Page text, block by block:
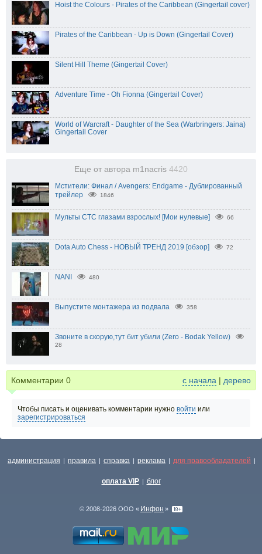
Hoist the Colours - Pirates of the Caribbean (Gingertail cover)
Pirates of the Caribbean - Up is Down (Gingertail Cover)
Silent Hill Theme (Gingertail Cover)
Adventure Time - Oh Fionna (Gingertail Cover)
World of Warcraft - Daughter of the Sea (Warbringers: Jaina)
Gingertail Cover
Еще от автора m1nacris 4420
Мстители: Финал / Avengers: Endgame - Дублированный
трейлер
1846
Мульты СТС глазами взрослых! [Мои нулевые] 66
Dota Auto Chess - НОВЫЙ ТРЕНД 2019 [обзор] 72
NANI 480
Выпустите монтажера из подвала 358
Звоните в скорую,тут бит убили (Zero - Bodak Yellow)
28
Комментарии 0 с начала | дерево
Чтобы писать и оценивать комментарии нужно войти или
зарегистрироваться
администрация | правила | справка | реклама | для правообладателей |
оплата VIP | блог
© 2008-2026 ООО « Инфон »